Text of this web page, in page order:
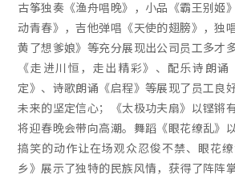
古筝独奏《渔舟唱晚》，小品《霸王别姬
动青春》，吉他弹唱《天使的翅膀》，独
黄了想爹娘》等充分展现出公司员工多才
《走进川恒，走出精彩》、配乐诗朗
定》、诗歌朗诵《启程》等展现了员工良
未来的坚定信心；《太极功夫扇》以铿锵
将迎春晚会带向高潮。舞蹈《眼花缭乱》
搞笑的动作让在场观众忍俊不禁、眼花
乡》展示了独特的民族风情，获得了阵阵